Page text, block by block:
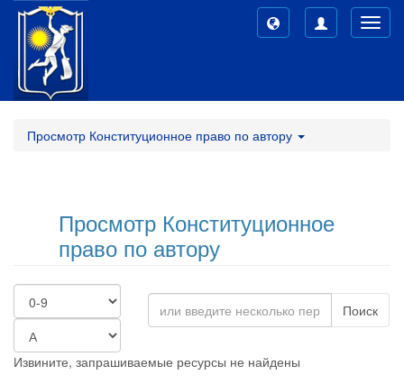
Просмотр Конституционное право по автору
Просмотр Конституционное
право по автору
Поиск
Извините, запрашиваемые ресурсы не найдены